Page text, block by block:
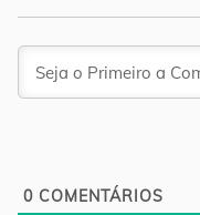
0 COMENTÁRIOS